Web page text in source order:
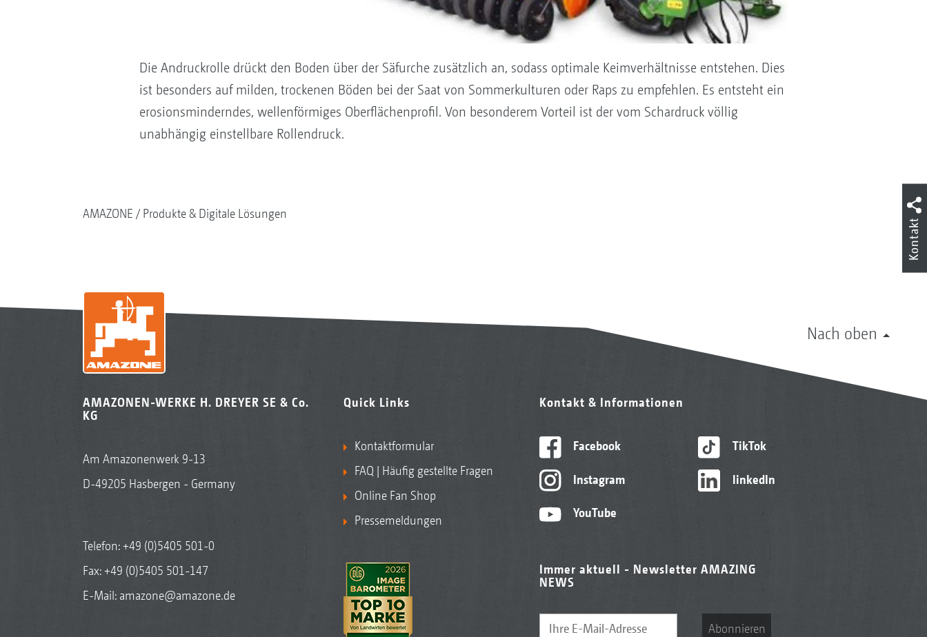
Die Andruckrolle drückt den Boden über der Säfurche zusätzlich an, sodass optimale Keimverhältnisse entstehen. Dies
ist besonders auf milden, trockenen Böden bei der Saat von Sommerkulturen oder Raps zu empfehlen. Es entsteht ein
erosionsminderndes, wellenförmiges Oberflächenprofil. Von besonderem Vorteil ist der vom Schardruck völlig
unabhängig einstellbare Rollendruck.
AMAZONE Produkte & Digitale Lösungen
Nach oben
AMAZONEN-WERKE H. DREYER SE & Co.
KG
Am Amazonenwerk 9-13
D-49205 Hasbergen - Germany
Telefon:+49 (0)5405 501-0
Fax: +49 (0)5405 501-147
E-Mail: amazone@amazone.de
Quick Links
Kontaktformular
FAQ | Häufig gestellte Fragen
Online Fan Shop
Pressemeldungen
Kontakt & Informationen
Facebook
Instagram
YouTube
TikTok
linkedIn
Immer aktuell - Newsletter AMAZING
NEWS
Abonnieren
Kontakt